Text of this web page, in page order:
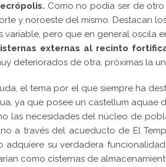
Como no podía ser de
y noroeste del mismo. Destacan
variable, pero que en general oscila
externas al recinto
deteriorados de otra, próximas la
el tema por el que siempre ha
ya que posee un castellum
las necesidades del núcleo de
a través del acueducto de El
adquiere su verdadera
como cisternas de